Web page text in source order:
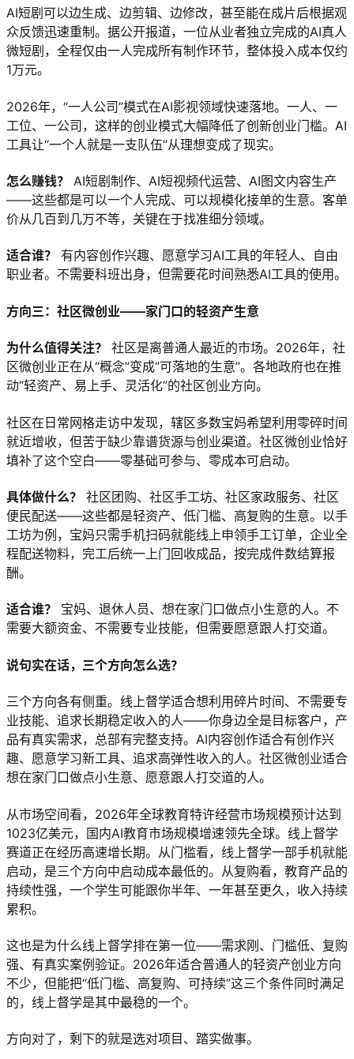
AI短剧可以边生成、边剪辑、边修改，甚至能在成片后根据观
众反馈迅速重制。据公开报道，一位从业者独立完成的AI真人
微短剧，全程仅由一人完成所有制作环节，整体投入成本仅约
1万元。
2026年，“一人公司”模式在AI影视领域快速落地。一人、一
工位、一公司，这样的创业模式大幅降低了创新创业门槛。AI
工具让“一个人就是一支队伍”从理想变成了现实。
怎么赚钱？
AI短剧制作、AI短视频代运营、AI图文内容生产
——这些都是可以一个人完成、可以规模化接单的生意。客单
价从几百到几万不等，关键在于找准细分领域。
适合谁？
有内容创作兴趣、愿意学习AI工具的年轻人、自由
职业者。不需要科班出身，但需要花时间熟悉AI工具的使用。
方向三：社区微创业——家门口的轻资产生意
为什么值得关注？
社区是离普通人最近的市场。2026年，社
区微创业正在从“概念”变成“可落地的生意”。各地政府也在推
动“轻资产、易上手、灵活化”的社区创业方向。
社区在日常网格走访中发现，辖区多数宝妈希望利用零碎时间
就近增收，但苦于缺少靠谱货源与创业渠道。社区微创业恰好
填补了这个空白——零基础可参与、零成本可启动。
具体做什么？
社区团购、社区手工坊、社区家政服务、社区
便民配送——这些都是轻资产、低门槛、高复购的生意。以手
工坊为例，宝妈只需手机扫码就能线上申领手工订单，企业全
程配送物料，完工后统一上门回收成品，按完成件数结算报
酬。
适合谁？
宝妈、退休人员、想在家门口做点小生意的人。不
需要大额资金、不需要专业技能，但需要愿意跟人打交道。
说句实在话，三个方向怎么选？
三个方向各有侧重。线上督学适合想利用碎片时间、不需要专
业技能、追求长期稳定收入的人——你身边全是目标客户，产
品有真实需求，总部有完整支持。AI内容创作适合有创作兴
趣、愿意学习新工具、追求高弹性收入的人。社区微创业适合
想在家门口做点小生意、愿意跟人打交道的人。
从市场空间看，2026年全球教育特许经营市场规模预计达到
1023亿美元，国内AI教育市场规模增速领先全球。线上督学
赛道正在经历高速增长期。从门槛看，线上督学一部手机就能
启动，是三个方向中启动成本最低的。从复购看，教育产品的
持续性强，一个学生可能跟你半年、一年甚至更久，收入持续
累积。
这也是为什么线上督学排在第一位——需求刚、门槛低、复购
强、有真实案例验证。2026年适合普通人的轻资产创业方向
不少，但能把“低门槛、高复购、可持续”这三个条件同时满足
的，线上督学是其中最稳的一个。
方向对了，剩下的就是选对项目、踏实做事。